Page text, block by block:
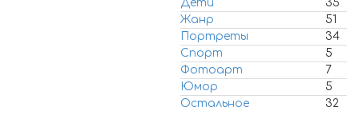
Дети
35
Жанр
51
Портреты
34
Спорт
5
Фотоарт
7
Юмор
5
Остальное
32